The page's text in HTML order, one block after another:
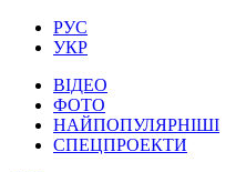
РУС
УКР
ВІДЕО
ФОТО
НАЙПОПУЛЯРНІШІ
СПЕЦПРОЕКТИ